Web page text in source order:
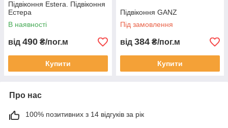
Підвіконня Estera. Підвіконня
Естера
В наявності
від 490 ₴/пог.м
Купити
Підвіконня GANZ
Під замовлення
від 384 ₴/пог.м
Купити
Про нас
100% позитивних з 14 відгуків за рік